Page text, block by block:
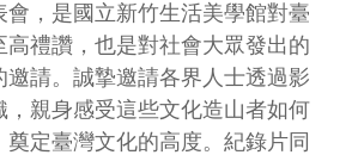
會，是國立新竹生活美學館對臺
高禮讚，也是對社會大眾發出的
邀請。誠摯邀請各界人士透過影
，親身感受這些文化造山者如何
奠定臺灣文化的高度。紀錄片同